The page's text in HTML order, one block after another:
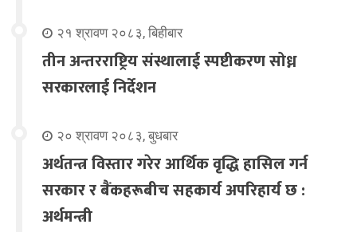
२१ श्रावण २०८३, बिहीबार
तीन अन्तरराष्ट्रिय संस्थालाई स्पष्टीकरण सोध्न
सरकारलाई निर्देशन
२० श्रावण २०८३, बुधबार
अर्थतन्त्र विस्तार गरेर आर्थिक वृद्धि हासिल गर्न
सरकार र बैंकहरूबीच सहकार्य अपरिहार्य छ :
अर्थमन्त्री